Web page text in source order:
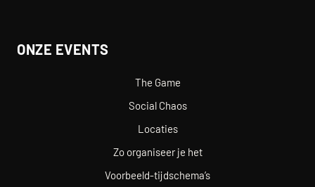
ONZE EVENTS
The Game
Social Chaos
Locaties
Zo organiseer je het
Voorbeeld-tijdschema’s